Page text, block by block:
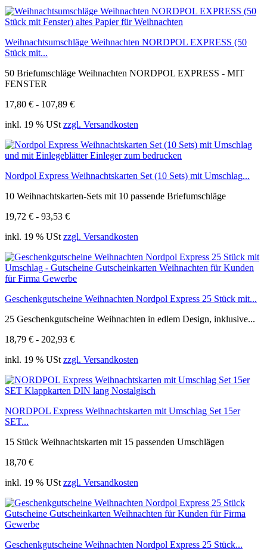
Weihnachtsumschläge Weihnachten NORDPOL EXPRESS (50
Stück mit...
50 Briefumschläge Weihnachten NORDPOL EXPRESS - MIT
FENSTER
17,80 € - 107,89 €
inkl. 19 % USt zzgl. Versandkosten
Nordpol Express Weihnachtskarten Set (10 Sets) mit Umschlag...
10 Weihnachtskarten-Sets mit 10 passende Briefumschläge
19,72 € - 93,53 €
inkl. 19 % USt zzgl. Versandkosten
Geschenkgutscheine Weihnachten Nordpol Express 25 Stück mit...
25 Geschenkgutscheine Weihnachten in edlem Design, inklusive...
18,79 € - 202,93 €
inkl. 19 % USt zzgl. Versandkosten
NORDPOL Express Weihnachtskarten mit Umschlag Set 15er
SET...
15 Stück Weihnachtskarten mit 15 passenden Umschlägen
18,70 €
inkl. 19 % USt zzgl. Versandkosten
Geschenkgutscheine Weihnachten Nordpol Express 25 Stück...